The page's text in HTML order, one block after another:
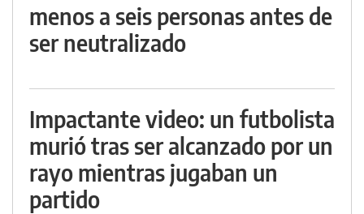
menos a seis personas antes de
ser neutralizado
Impactante video: un futbolista
murió tras ser alcanzado por un
rayo mientras jugaban un
partido